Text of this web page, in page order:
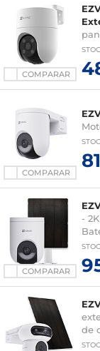
COMPARAR
COMPARAR
COMPARAR
-
de